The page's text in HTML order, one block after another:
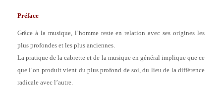
Préface
Grâce à la musique, l’homme reste en relation avec ses origines les
plus profondes et les plus anciennes.
La pratique de la cabrette et de la musique en général implique que ce
que l’on produit vient du plus profond de soi, du lieu de la différence
radicale avec l’autre.